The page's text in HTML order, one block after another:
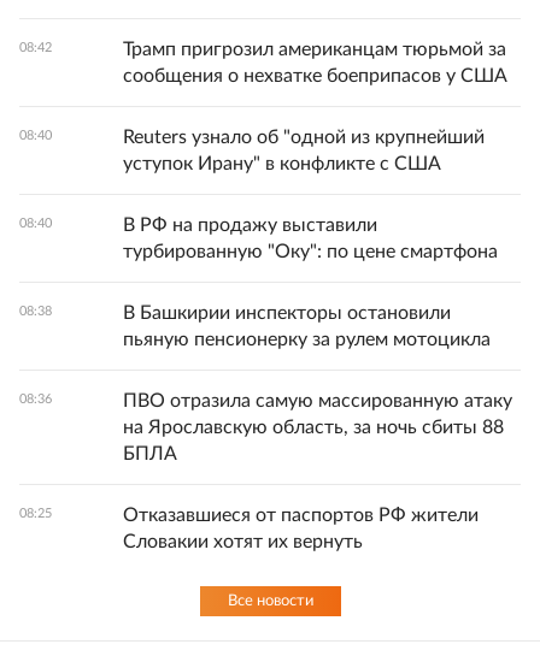
08:42
Трамп пригрозил американцам тюрьмой за
сообщения о нехватке боеприпасов у США
08:40
Reuters узнало об "одной из крупнейший
уступок Ирану" в конфликте с США
08:40
В РФ на продажу выставили
турбированную "Оку": по цене смартфона
08:38
В Башкирии инспекторы остановили
пьяную пенсионерку за рулем мотоцикла
08:36
ПВО отразила самую массированную атаку
на Ярославскую область, за ночь сбиты 88
БПЛА
08:25
Отказавшиеся от паспортов РФ жители
Словакии хотят их вернуть
Все новости